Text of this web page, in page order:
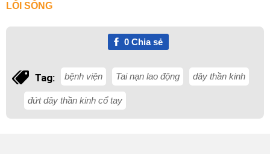
LỐI SỐNG
0Chia sẻ
Tag: bệnh viện Tai nạn lao động dây thần kinh
đứt dây thần kinh cổ tay